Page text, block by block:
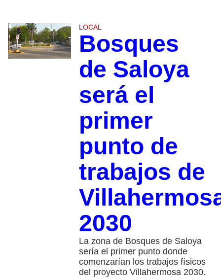
LOCAL
Bosques
de Saloya
será el
primer
punto de
trabajos de
2030
La zona de Bosques de Saloya
sería el primer punto donde
comenzarían los trabajos físicos
del proyecto Villahermosa 2030.